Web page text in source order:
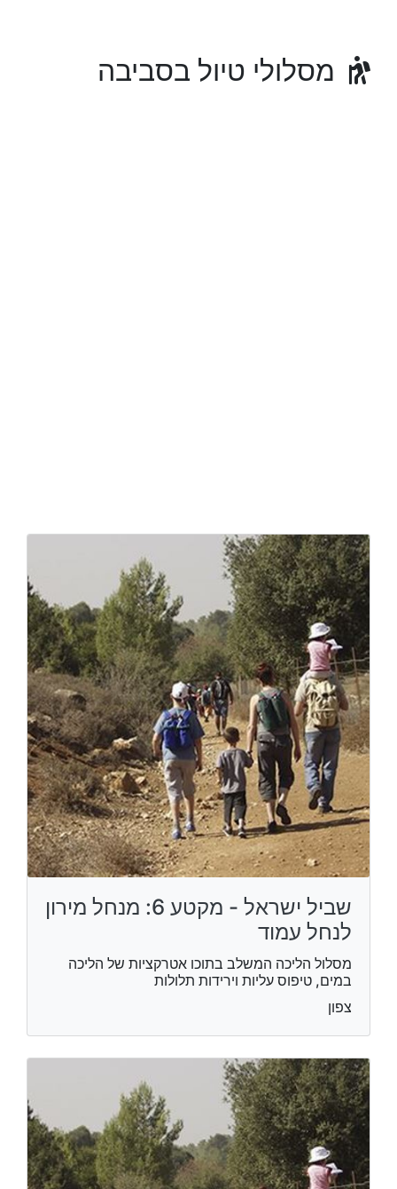
מסלולי טיול בסביבה
שביל ישראל - מקטע 6: מנחל מירון
לנחל עמוד
מסלול הליכה המשלב בתוכו אטרקציות של הליכה
במים, טיפוס עליות וירידות תלולות
צפון